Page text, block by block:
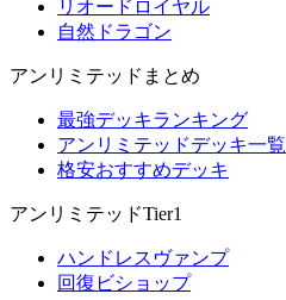
リオードロイヤル
自然ドラゴン
アンリミテッドまとめ
最強デッキランキング
アンリミテッドデッキ一覧
格安おすすめデッキ
アンリミテッドTier1
ハンドレスヴァンプ
回復ビショップ